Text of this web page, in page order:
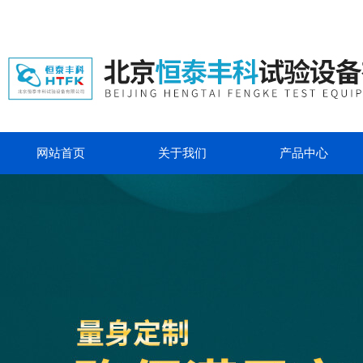
网站首页 关于我们 产品中心